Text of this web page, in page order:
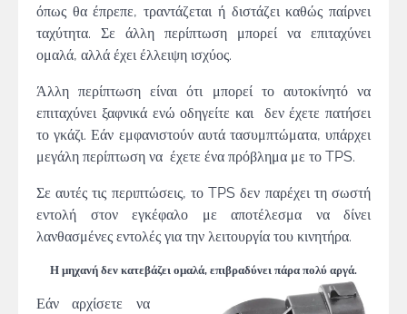
όπως θα έπρεπε, τραντάζεται ή διστάζει καθώς παίρνει
ταχύτητα. Σε άλλη περίπτωση μπορεί να επιταχύνει
ομαλά, αλλά έχει έλλειψη ισχύος.
Άλλη περίπτωση είναι ότι μπορεί το αυτοκίνητό να
επιταχύνει ξαφνικά ενώ οδηγείτε και δεν έχετε πατήσει
το γκάζι. Εάν εμφανιστούν αυτά τασυμπτώματα, υπάρχει
μεγάλη περίπτωση να έχετε ένα πρόβλημα με το TPS.
Σε αυτές τις περιπτώσεις, το TPS δεν παρέχει τη σωστή
εντολή στον εγκέφαλο με αποτέλεσμα να δίνει
λανθασμένες εντολές για την λειτουργία του κινητήρα.
Η μηχανή δεν κατεβάζει ομαλά, επιβραδύνει πάρα πολύ αργά.
Εάν αρχίσετε να